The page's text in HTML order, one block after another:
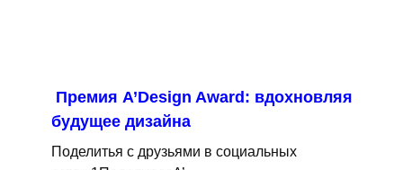
Премия A’Design Award: вдохновляя
будущее дизайна
Поделитья с друзьями в социальных